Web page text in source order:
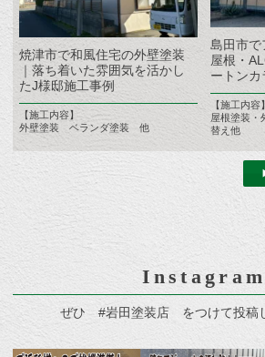
焼津市で和風住宅の外壁塗装
｜落ち着いた雰囲気を活かし
たJ様邸施工事例
【施工内容】
外壁塗装 ベランダ塗装 他
島田市で
屋根・
ートンカ
【施工内容】
屋根塗装・
替え他
Instagram
ぜひ #岩田塗装店 をつけて投稿